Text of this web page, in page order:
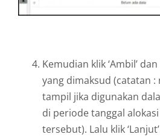
Kemudian klik ‘Ambil’
yang dimaksud (catatan :
tampil jika digunakan
di periode tanggal
tersebut). Lalu klik